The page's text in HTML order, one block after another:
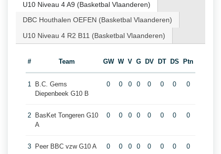
U10 Niveau 4 A9 (Basketbal Vlaanderen)
DBC Houthalen OEFEN (Basketbal Vlaanderen)
U10 Niveau 4 R2 B11 (Basketbal Vlaanderen)
# Team GW W V G DV DT DS Ptn
1
B.C. Gems
Diepenbeek G10 B
0 0 0 0 0 0 0 0
2
BasKet Tongeren G10
A
0 0 0 0 0 0 0 0
3 Peer BBC vzw G10 A 0 0 0 0 0 0 0 0